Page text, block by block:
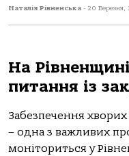
Наталія Рівненська - 20 Березня,
На
питання із
Забезпечення
– одна з важливих
моніториться у